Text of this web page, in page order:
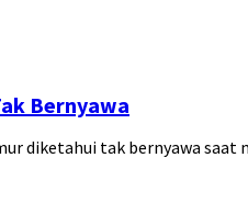
Bernyawa
diketahui tak bernyawa